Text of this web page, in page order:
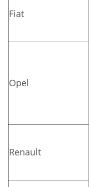
Fiat
Opel
Renault